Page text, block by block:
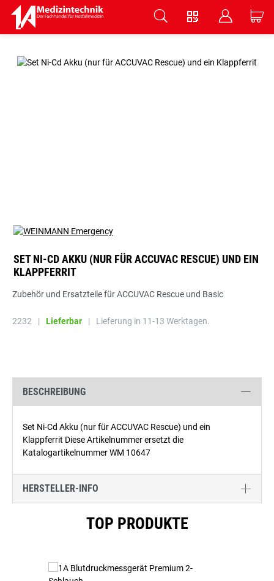
V B C
SET NI-CD AKKU (NUR FÜR ACCUVAC RESCUE) UND EIN
KLAPPFERRIT
Zubehör und Ersatzteile für ACCUVAC Rescue und Basic
2232 | Lieferbar | Lieferung in 11-13 Werktagen.
BESCHREIBUNG
Set Ni-Cd Akku (nur für ACCUVAC Rescue) und ein
Klappferrit Diese Artikelnummer ersetzt die
Katalogartikelnummer WM 10647
HERSTELLER-INFO
TOP PRODUKTE